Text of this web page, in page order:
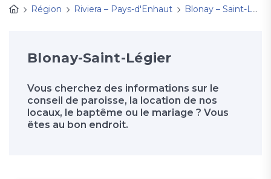
Région
Riviera – Pays-d'Enhaut Blonay – Saint-Légier
Blonay-Saint-Légier
Vous cherchez des informations sur le
conseil de paroisse, la location de nos
locaux, le baptême ou le mariage ? Vous
êtes au bon endroit.